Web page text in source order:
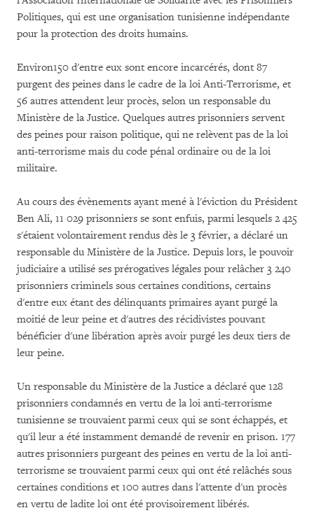
Politiques, qui est une organisation tunisienne indépendante
pour la protection des droits humains.
Environ150 d'entre eux sont encore incarcérés, dont 87
purgent des peines dans le cadre de la loi Anti-Terrorisme, et
56 autres attendent leur procès, selon un responsable du
Ministère de la Justice. Quelques autres prisonniers servent
des peines pour raison politique, qui ne relèvent pas de la loi
anti-terrorisme mais du code pénal ordinaire ou de la loi
militaire.
Au cours des évènements ayant mené à l'éviction du Président
Ben Ali, 11 029 prisonniers se sont enfuis, parmi lesquels 2 425
s'étaient volontairement rendus dès le 3 février, a déclaré un
responsable du Ministère de la Justice. Depuis lors, le pouvoir
judiciaire a utilisé ses prérogatives légales pour relâcher 3 240
prisonniers criminels sous certaines conditions, certains
d'entre eux étant des délinquants primaires ayant purgé la
moitié de leur peine et d'autres des récidivistes pouvant
bénéficier d'une libération après avoir purgé les deux tiers de
leur peine.
Un responsable du Ministère de la Justice a déclaré que 128
prisonniers condamnés en vertu de la loi anti-terrorisme
tunisienne se trouvaient parmi ceux qui se sont échappés, et
qu'il leur a été instamment demandé de revenir en prison. 177
autres prisonniers purgeant des peines en vertu de la loi anti-
terrorisme se trouvaient parmi ceux qui ont été relâchés sous
certaines conditions et 100 autres dans l'attente d'un procès
en vertu de ladite loi ont été provisoirement libérés.